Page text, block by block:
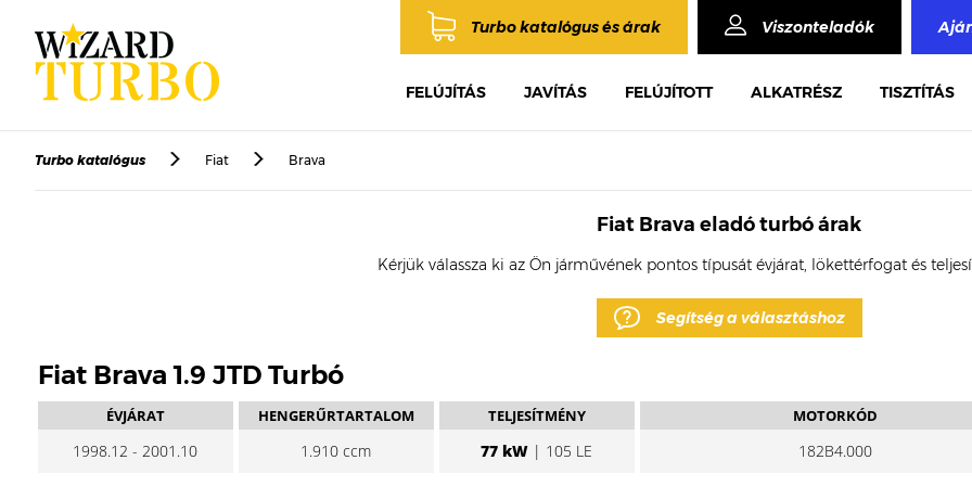
Turbo katalógus és árak Viszonteladók
FELÚJÍTÁS JAVÍTÁS FELÚJÍTOTT ALKATRÉSZ TISZTÍTÁS
Turbo katalógus Fiat Brava
Fiat Brava eladó turbó árak
Kérjük válassza ki az Ön járművének pontos típusát évjárat, lökettérfogat és
Segítség a választáshoz
Fiat Brava 1.9 JTD Turbó
ÉVJÁRAT
1998.12 - 2001.10
HENGERŰRTARTALOM
1.910 ccm
TELJESÍTMÉNY
77 kW | 105 LE
MOTORKÓD
182B4.000